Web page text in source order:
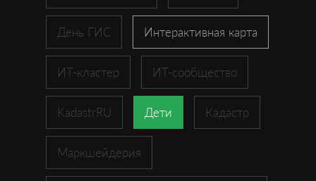
День ГИС Интерактивная карта
ИТ-кластер ИТ-сообщество
KadastrRU Дети Кадастр
Маркшейдерия